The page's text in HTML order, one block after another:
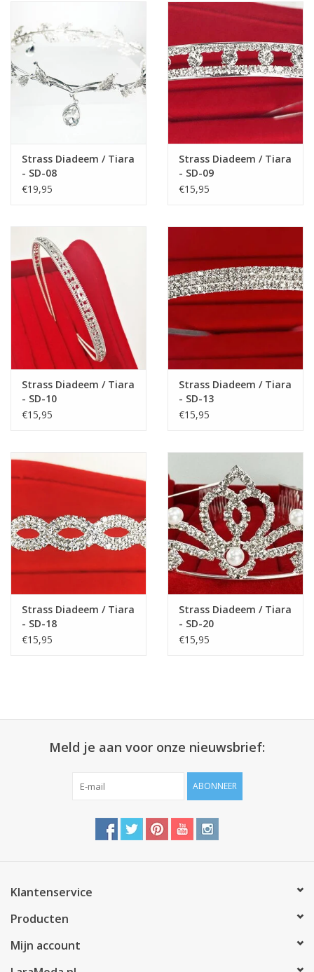
Maat 38: 25,5 cm
Maat 39: 26,5 cm
Maat 40: 27 cm
Maat 41: 28 cm
Strass Diadeem / Tiara
- SD-08
€19,95
Strass Diadeem / Tiara
- SD-09
€15,95
Strass Diadeem / Tiara
- SD-10
€15,95
Strass Diadeem / Tiara
- SD-13
€15,95
Strass Diadeem / Tiara
- SD-18
€15,95
Strass Diadeem / Tiara
- SD-20
€15,95
Meld je aan voor onze nieuwsbrief:
ABONNEER
Klantenservice
Producten
Mijn account